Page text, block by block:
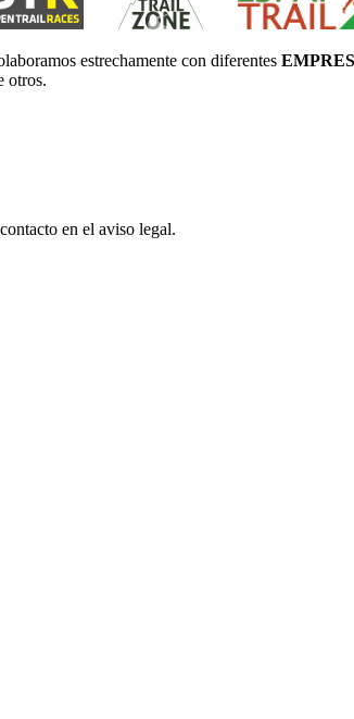
estrechamente con diferentes
otros.
en el aviso legal.